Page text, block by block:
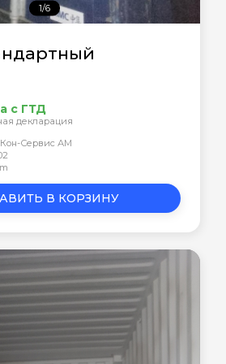
1/6
с ГТД
декларация
Кон-Сервис АМ
В КОРЗИНУ